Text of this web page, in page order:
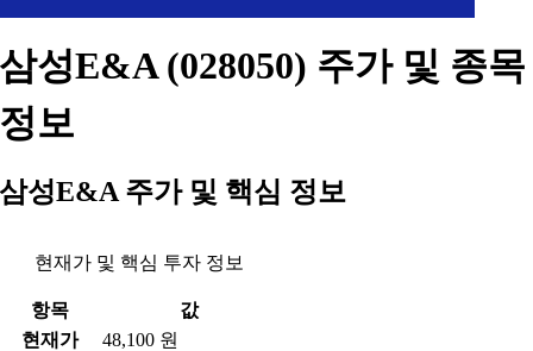
삼성E&A (028050) 주가 및 종목
정보
삼성E&A 주가 및 핵심 정보
현재가 및 핵심 투자 정보
항목
값
현재가
48,100 원